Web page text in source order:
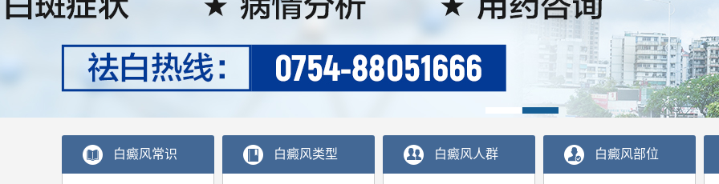
白癜风常识 白癜风类型 白癜风人群 白癜风部位